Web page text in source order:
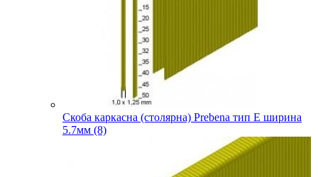
Скоба каркасна (столярна) Prebena тип E ширина
5.7мм (8)